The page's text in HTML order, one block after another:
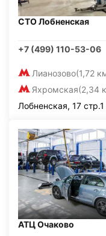
СТО Лобненская
+7 (499) 110-53-06
Лианозово(1,72
Яхромская(2,34
Лобненская, 17 стр.1
АТЦ Очаково